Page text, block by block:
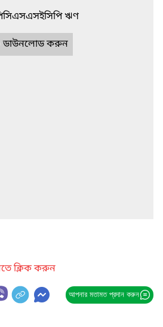
ঋণ
ডাউনলোড করুন
ক্লিক করুন
আপনার মতামত প্রদান করুন